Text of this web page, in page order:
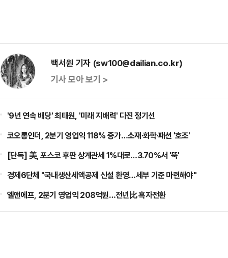
백서원 기자 (sw100@dailian.co.kr)
기사 모아 보기 >
'9년 연속 배당' 최태원, '미래 지배력' 다진 정기선
코오롱인더, 2분기 영업익 118% 증가…소재·화학·패션 '호조'
[단독] 美, 포스코 후판 상계관세 1%대로…3.70%서 '뚝'
경제6단체 "국내생산세액공제 신설 환영…세부 기준 마련해야"
엘앤에프, 2분기 영업익 208억원…전년比 흑자전환